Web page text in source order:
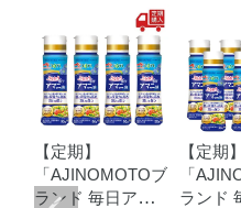
【定期】
「AJINOMOTOブ
ランド毎日アマ
【定期】
「
ランド